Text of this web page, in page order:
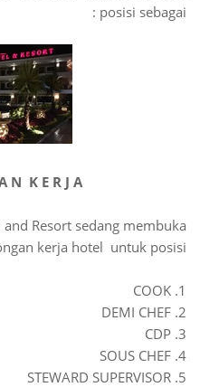
posisi sebagai :
N K E R J A
Resort sedang membuka
kerja hotel untuk posisi
1. COOK
2. DEMI CHEF
3. CDP
4. SOUS CHEF
5. STEWARD SUPERVISOR